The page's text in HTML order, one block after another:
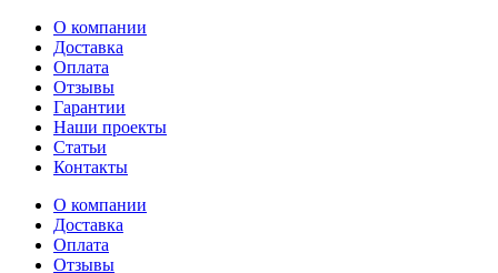
Перейти
содержимому
О компании
Доставка
Оплата
Отзывы
Гарантии
Наши проекты
Статьи
Контакты
О компании
Доставка
Оплата
Отзывы